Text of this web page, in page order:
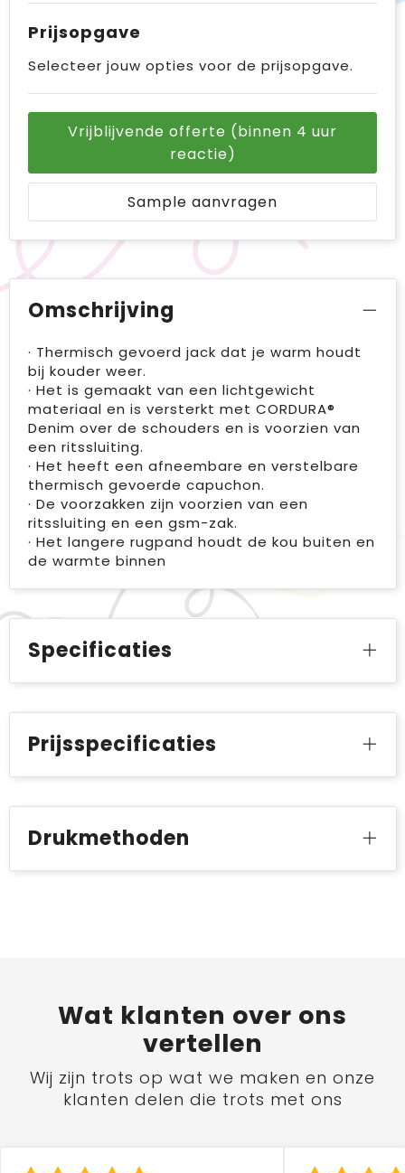
Prijsopgave
Selecteer jouw opties voor de prijsopgave.
Vrijblijvende offerte (binnen 4 uur
reactie)
Sample aanvragen
Omschrijving
· Thermisch gevoerd jack dat je warm houdt
bij kouder weer.
· Het is gemaakt van een lichtgewicht
materiaal en is versterkt met CORDURA®
Denim over de schouders en is voorzien van
een ritssluiting.
· Het heeft een afneembare en verstelbare
thermisch gevoerde capuchon.
· De voorzakken zijn voorzien van een
ritssluiting en een gsm-zak.
· Het langere rugpand houdt de kou buiten en
de warmte binnen
Specificaties
Prijsspecificaties
Drukmethoden
Wat klanten over ons
vertellen
Wij zijn trots op wat we maken en onze
klanten delen die trots met ons